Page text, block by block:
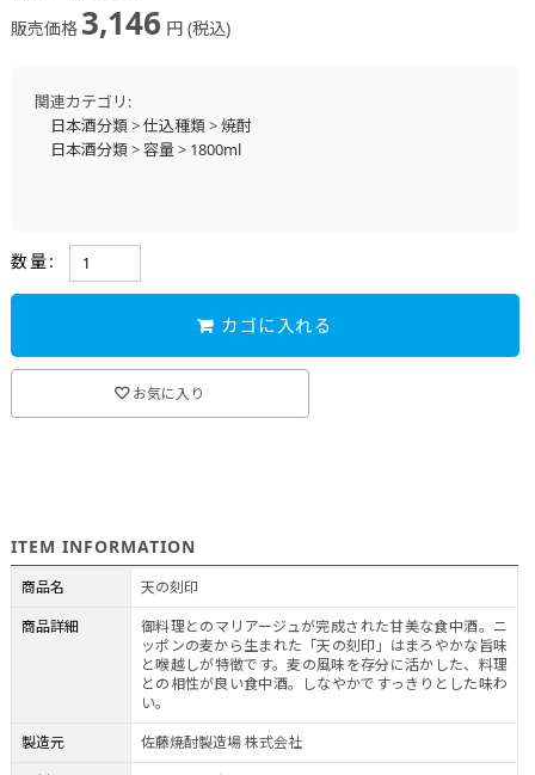
販売価格 3,146 円 (税込)
関連カテゴリ:
日本酒分類>仕込種類>焼酎
日本酒分類>容量> 1800ml
数量:
カゴに入れる
お気に入り
ITEM INFORMATION
商品名
天の刻印
商品詳細
御料理とのマリアージュが完成された甘美な食中酒。ニ
ッポンの麦から生まれた「天の刻印」はまろやかな旨味
と喉越しが特徴です。麦の風味を存分に活かした、料理
との相性が良い食中酒。しなやかですっきりとした味わ
い。
製造元
佐藤焼酎製造場 株式会社